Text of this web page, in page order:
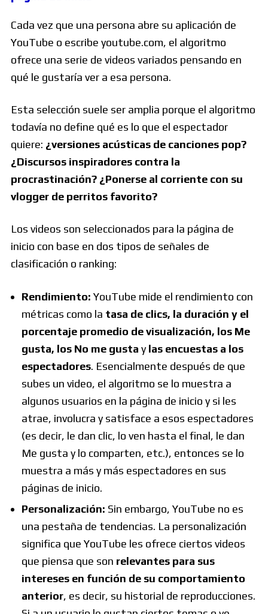
Cada vez que una persona abre su aplicación de
YouTube o escribe youtube.com, el algoritmo
ofrece una serie de videos variados pensando en
qué le gustaría ver a esa persona.
Esta selección suele ser amplia porque el algoritmo
todavía no define qué es lo que el espectador
quiere: ¿versiones acústicas de canciones pop?
¿Discursos inspiradores contra la
procrastinación? ¿Ponerse al corriente con su
vlogger de perritos favorito?
Los videos son seleccionados para la página de
inicio con base en dos tipos de señales de
clasificación o ranking:
Rendimiento: YouTube mide el rendimiento con
métricas como la tasa de clics, la duración y el
porcentaje promedio de visualización, los Me
gusta, los No me gusta y las encuestas a los
espectadores. Esencialmente después de que
subes un video, el algoritmo se lo muestra a
algunos usuarios en la página de inicio y si les
atrae, involucra y satisface a esos espectadores
(es decir, le dan clic, lo ven hasta el final, le dan
Me gusta y lo comparten, etc.), entonces se lo
muestra a más y más espectadores en sus
páginas de inicio.
Personalización: Sin embargo, YouTube no es
una pestaña de tendencias. La personalización
significa que YouTube les ofrece ciertos videos
que piensa que son relevantes para sus
intereses en función de su comportamiento
anterior, es decir, su historial de reproducciones.